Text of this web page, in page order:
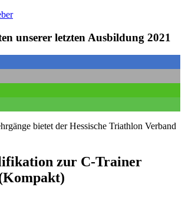
unserer letzten Ausbildung 2021
bietet der Hessische Triathlon Verband
zur C-Trainer